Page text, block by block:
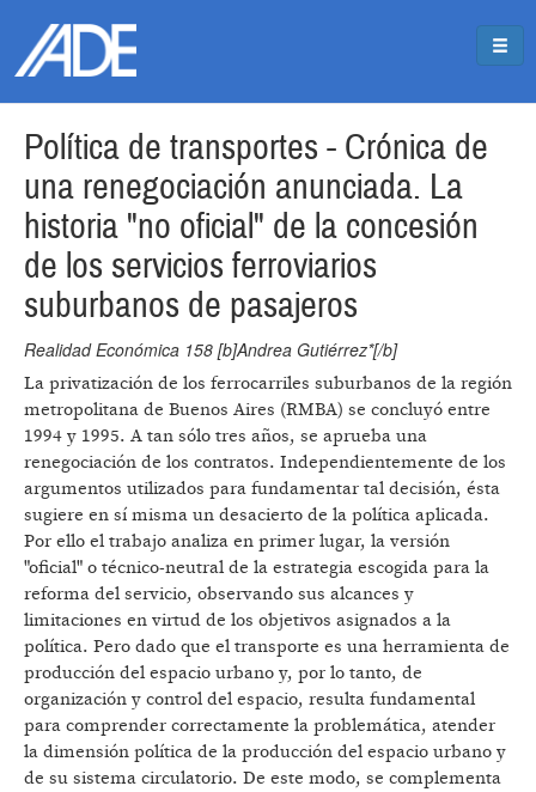
Política de transportes - Crónica de
una renegociación anunciada. La
historia "no oficial" de la concesión
de los servicios ferroviarios
suburbanos de pasajeros
Realidad Económica 158 [b]Andrea Gutiérrez*[/b]
La privatización de los ferrocarriles suburbanos de la región
metropolitana de Buenos Aires (RMBA) se concluyó entre
1994 y 1995. A tan sólo tres años, se aprueba una
renegociación de los contratos. Independientemente de los
argumentos utilizados para fundamentar tal decisión, ésta
sugiere en sí misma un desacierto de la política aplicada.
Por ello el trabajo analiza en primer lugar, la versión
"oficial" o técnico-neutral de la estrategia escogida para la
reforma del servicio, observando sus alcances y
limitaciones en virtud de los objetivos asignados a la
política. Pero dado que el transporte es una herramienta de
producción del espacio urbano y, por lo tanto, de
organización y control del espacio, resulta fundamental
para comprender correctamente la problemática, atender
la dimensión política de la producción del espacio urbano y
de su sistema circulatorio. De este modo, se complementa